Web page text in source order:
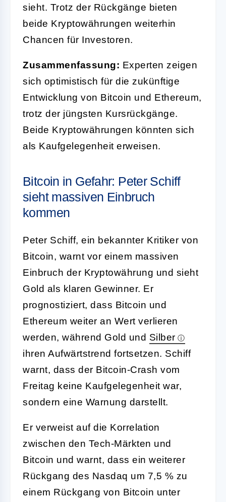
sieht. Trotz der Rückgänge bieten
beide Kryptowährungen weiterhin
Chancen für Investoren.
Zusammenfassung: Experten zeigen
sich optimistisch für die zukünftige
Entwicklung von Bitcoin und Ethereum,
trotz der jüngsten Kursrückgänge.
Beide Kryptowährungen könnten sich
als Kaufgelegenheit erweisen.
Bitcoin in Gefahr: Peter Schiff
sieht massiven Einbruch
kommen
Peter Schiff, ein bekannter Kritiker von
Bitcoin, warnt vor einem massiven
Einbruch der Kryptowährung und sieht
Gold als klaren Gewinner. Er
prognostiziert, dass Bitcoin und
Ethereum weiter an Wert verlieren
werden, während Gold und Silber
ihren Aufwärtstrend fortsetzen. Schiff
warnt, dass der Bitcoin-Crash vom
Freitag keine Kaufgelegenheit war,
sondern eine Warnung darstellt.
Er verweist auf die Korrelation
zwischen den Tech-Märkten und
Bitcoin und warnt, dass ein weiterer
Rückgang des Nasdaq um 7,5 % zu
einem Rückgang von Bitcoin unter